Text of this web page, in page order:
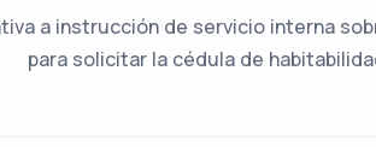
a instrucción de servicio interna
para solicitar la cédula de